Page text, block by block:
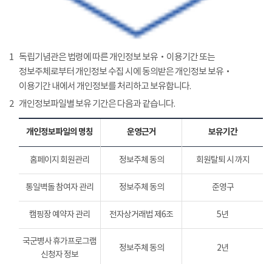
1 독립기념관은 법령에 따른 개인정보 보유‧이용기간 또는
정보주체로부터 개인정보 수집 시에 동의받은 개인정보 보유‧
이용기간 내에서 개인정보를 처리하고 보유합니다.
2 개인정보파일별 보유 기간은 다음과 같습니다.
개인정보파일의 명칭 운영근거 보유기간
홈페이지 회원관리 정보주체 동의 회원탈퇴 시 까지
통일벽돌 참여자 관리 정보주체 동의 준영구
캠핑장 예약자 관리 전자상거래법 제6조 5년
국군병사 휴가프로그램
신청자 정보
정보주체 동의 2년